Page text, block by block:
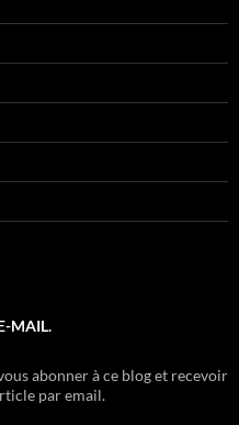
MAIL.
abonner à ce blog et recevoir
par email.